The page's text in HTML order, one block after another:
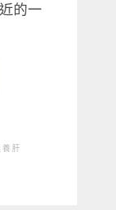
的一
養肝